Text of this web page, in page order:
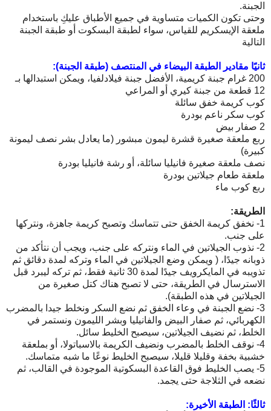
الجبنة.
وحتى تكون الكميات متساوية في جميع الأطباق عليكِ باستخدام
ملعقة الإيسكريم للقياس، سواء لطبقة البسكوت أو طبقة الجبنة
التالية
ثانيًا مقادير الطبقة البيضاء في المنتصف (طبقة الجبنة):
200 غرام جبنة كريمية، الأفضل جبنة فيلادلفيا، ويمكن استبدالها بـ
12 قطعة من جبنة كيري أو المراعي
كوب كريمة خفق سائلة
كوب سكر ناعم بودرة
2 صفار بيض
ربع ملعقة صغيرة قشرة ليمون مبشور (ما يعادل بشر نصف ليمونة
كبيرة)
نصف ملعقة صغيرة فانيليا سائلة، أو رشة فانيليا بودرة
ملعقة طعام جيلاتين بودرة
ربع كوب ماء
الطريقة:
1- نخفق كريمة الخفق حتى تتماسك وتصبح كريمة جاهزة، ونتركها
على جنب.
2- نذوب الجيلاتين في الماء ونتركه على جنب، ويجب أن نتأكد من
ذوبانه جيدًا، ( ويمكن وضع الجيلاتين في الماء وتركه لمدة دقائق ثم
تذويبه في المايكرويف جيدًا لمدة 30 ثانية فقط، ثم تركه ليبرد قبل
الاسترسال في الطريقة، حتى لا تصبح هناك كتل صغيرة من
الجيلاتين في هذه الطبقة).
3- نضع الجبنة في وعاء الخفق ثم نضع السكر ونخلط جيدا بالمضرب
الكهربائي، ثم صفار البيض والفانيليا وبشر الليمون ونستمر في
الخلط، ثم نضيف الجيلاتين، سيصبح الخليط سائل.
4- نوقف الخلط بالمضرب ونضيف الكريمة بالاسباتولا، أو بملعقة
خشبية بخفة وقليلا قليلا، سيصبح الخليط نوعًا ما شبه متماسك.
5- يصب الخليط فوق القاعدة البسكوتية الموجودة في القالب، ثم
نضعه في الثلاجة حتى يجمد.
ثالثًا: الطبقة الأخيرة: